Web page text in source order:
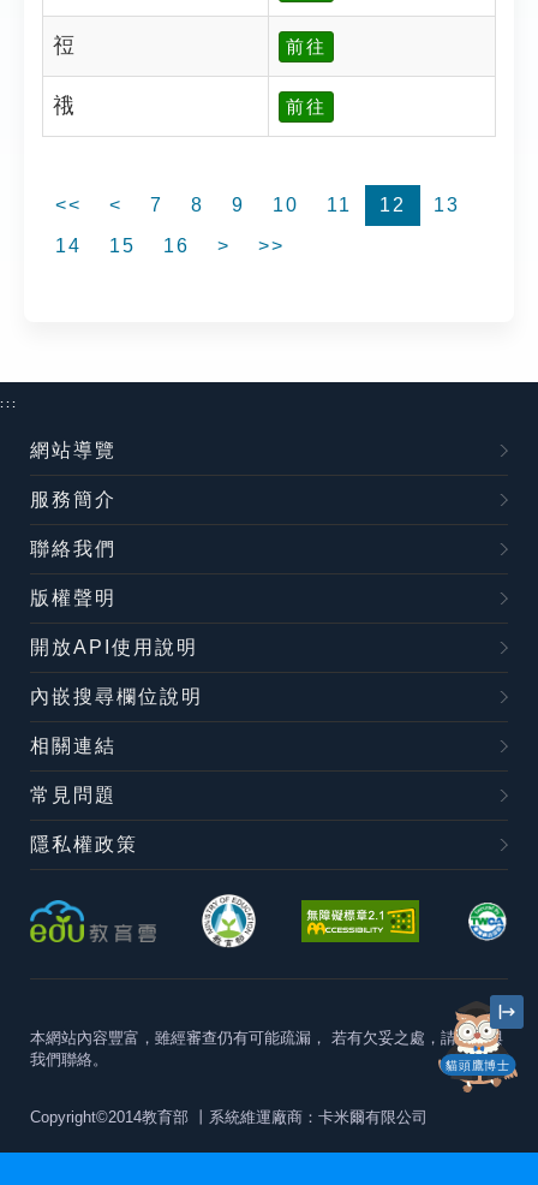
䄈 前往
䄉 前往
<< < 7 8 9 10 11 12
13
14
15 16 > >>
貓頭鷹博士
:::
網站導覽
服務簡介
聯絡我們
版權聲明
開放API使用說明
內嵌搜尋欄位說明
相關連結
常見問題
隱私權政策
本網站內容豐富，雖經審查仍有可能疏漏， 若有欠妥之處，請隨時與
我們聯絡。
Copyright©2014教育部 丨系統維運廠商：卡米爾有限公司